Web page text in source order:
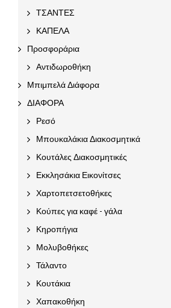
ΤΣΑΝΤΕΣ
ΚΑΠΕΛΑ
Προσφοράρια
Αντιδωροθήκη
Μπιμπελά Διάφορα
ΔΙΑΦΟΡΑ
Ρεσό
Μπουκαλάκια Διακοσμητικά
Κουτάλες Διακοσμητικές
Εκκλησάκια Εικονίτσες
Χαρτοπετσετοθήκες
Κούπες για καφέ - γάλα
Κηροπήγια
Μολυβοθήκες
Τάλαντο
Κουτάκια
Χαπακοθήκη